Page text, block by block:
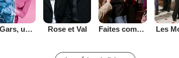
Un Gars, une Fille Rose et Val Faites comme chez vous Les